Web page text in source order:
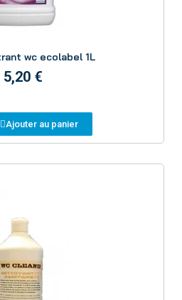
wc ecolabel 1L
5,20 €
Ajouter au panier